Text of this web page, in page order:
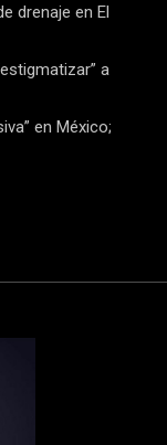
drenaje en El
a
en México;